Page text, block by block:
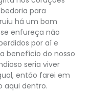
para
há um bom
enfureça não
por aí e
benefício do nosso
seria viver
então farei em
aqui dentro.